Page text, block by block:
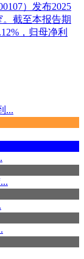
）发布2025
截至本报告期
，归母净利
...